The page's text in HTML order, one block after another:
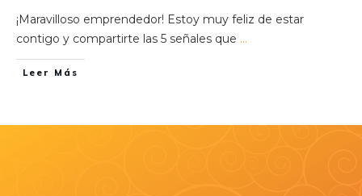
¡Maravilloso emprendedor! Estoy muy feliz de estar
contigo y compartirte las 5 señales que ...
Leer Más